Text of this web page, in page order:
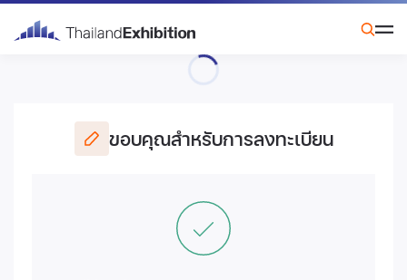
ขอบคุณสำหรับการลงทะเบียน